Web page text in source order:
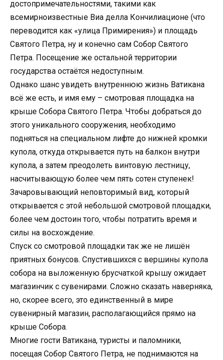
достопримечательностями, такими как
всемирноизвестные Виа делла Кончилиационе (что
переводится как «улица Примирения») и площадь
Святого Петра, ну и конечно сам Собор Святого
Петра. Посещение же остальной территории
государства остаётся недоступным.
Однако шанс увидеть внутреннюю жизнь Ватикана
всё же есть, и имя ему – смотровая площадка на
крыше Собора Святого Петра. Чтобы добраться до
этого уникального сооружения, необходимо
подняться на специальном лифте до нижней кромки
купола, откуда открывается путь на балкон внутри
купола, а затем преодолеть винтовую лестницу,
насчитывающую более чем пять сотен ступенек!
Зачаровывающий неповторимый вид, который
открывается с этой небольшой смотровой площадки,
более чем достоин того, чтобы потратить время и
силы на восхождение.
Спуск со смотровой площадки так же не лишён
приятных бонусов. Спустившихся с вершины купола
собора на выложенную брусчаткой крышу ожидает
магазинчик с сувенирами. Сложно сказать наверняка,
но, скорее всего, это единственный в мире
сувенирный магазин, располагающийся прямо на
крыше Собора.
Многие гости Ватикана, туристы и паломники,
посещая Собор Святого Петра, не поднимаются на